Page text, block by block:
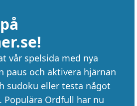
vår spelsida med nya
paus och aktivera hjärnan
sudoku eller testa något
Populära Ordfull har nu